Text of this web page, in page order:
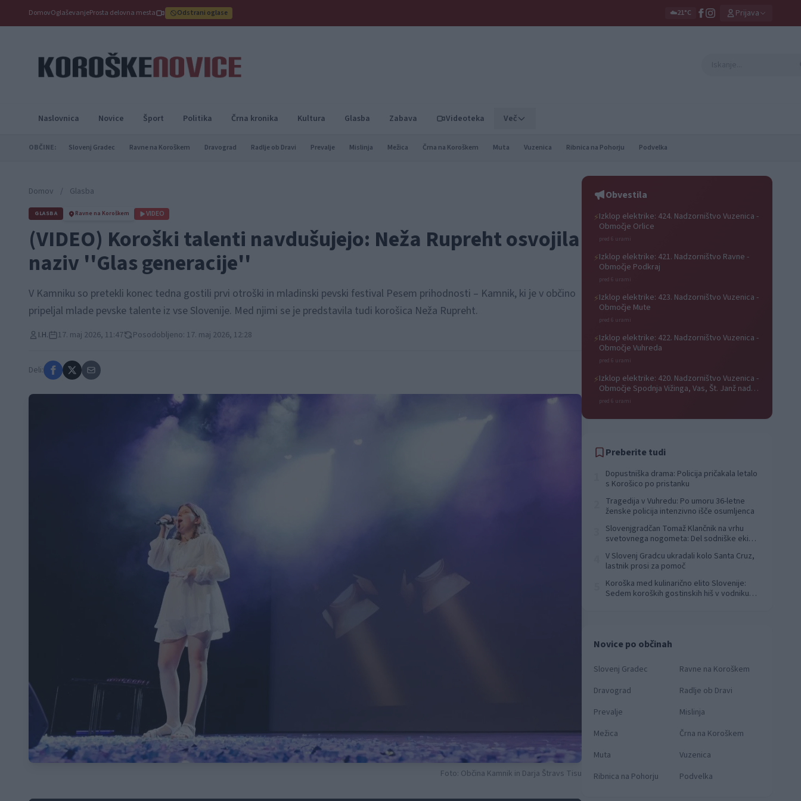
DomovOglaševanjeProsta delovna mesta Odstrani oglase ☁️21°C Prijava
Naslovnica Novice Šport Politika Črna kronika Kultura Glasba Zabava Videoteka Več
OBČINE: Slovenj Gradec Ravne na Koroškem Dravograd Radlje ob Dravi Prevalje Mislinja Mežica Črna na Koroškem Muta Vuzenica Ribnica na Pohorju Podvelka
Domov / Glasba
GLASBA Ravne na Koroškem VIDEO
(VIDEO) Koroški talenti navdušujejo: Neža Rupreht osvojila
naziv ''Glas generacije''
V Kamniku so pretekli konec tedna gostili prvi otroški in mladinski pevski festival Pesem prihodnosti – Kamnik, ki je v občino
pripeljal mlade pevske talente iz vse Slovenije. Med njimi se je predstavila tudi korošica Neža Rupreht.
I.H. 17. maj 2026, 11:47 Posodobljeno: 17. maj 2026, 12:28
Deli:
Foto: Občina Kamnik in Darja Štravs Tisu
Obvestila
⚡Izklop elektrike: 424. Nadzorništvo Vuzenica -
Območje Orlice
pred 6 urami
⚡Izklop elektrike: 421. Nadzorništvo Ravne -
Območje Podkraj
pred 6 urami
⚡Izklop elektrike: 423. Nadzorništvo Vuzenica -
Območje Mute
pred 6 urami
⚡Izklop elektrike: 422. Nadzorništvo Vuzenica -
Območje Vuhreda
pred 6 urami
⚡Izklop elektrike: 420. Nadzorništvo Vuzenica -
Območje Spodnja Vižinga, Vas, Št. Janž nad
Radljami, Suhi Vrh, Dobrava
pred 6 urami
Preberite tudi
Dopustniška drama: Policija pričakala letalo
s Korošico po pristanku
Tragedija v Vuhredu: Po umoru 36-letne
ženske policija intenzivno išče osumljenca
Slovenjgradčan Tomaž Klančnik na vrhu
svetovnega nogometa: Del sodniške ekipe
V Slovenj Gradcu ukradali kolo Santa Cruz,
lastnik prosi za pomoč
Koroška med kulinarično elito Slovenije:
Sedem koroških gostinskih hiš v vodniku
Novice po občinah
Slovenj Gradec
Ravne na Koroškem
Dravograd
Radlje ob Dravi
Prevalje
Mislinja
Mežica
Črna na Koroškem
Muta
Vuzenica
Ribnica na Pohorju
Podvelka